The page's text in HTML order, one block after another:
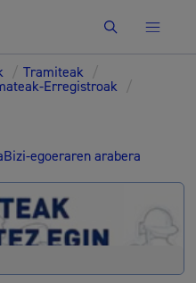
Bilatu
/ Tramiteak /
Erregistroak /
Bizi-egoeraren arabera